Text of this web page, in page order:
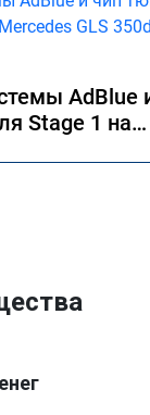
AdBlue
Stage 1 на